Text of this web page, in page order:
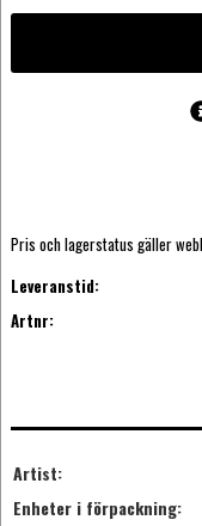
Pris och lagerstatus gäller
Leveranstid:
Artnr:
Artist:
Enheter i förpackning: